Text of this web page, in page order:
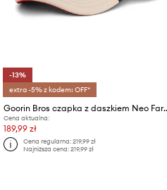
-13%
extra -5% z kodem: OFF*
Goorin Bros czapka z
Cena aktualna:
189,99 zł
Cena regularna:219,99 zł
Najniższa cena:219,99 zł